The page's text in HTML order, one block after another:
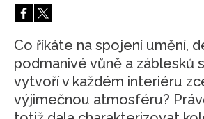
HOME
Co říkáte na spojení umění,
podmanivé vůně a záblesků
vytvoří v každém interiéru
výjimečnou atmosféru?